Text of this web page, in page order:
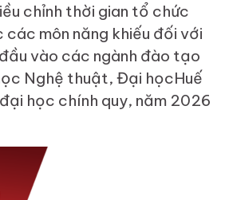
chỉnh thời gian tổ chức
các môn năng khiếu đối với
vào các ngành đào tạo
Nghệ thuật, Đại họcHuế
học chính quy, năm 2026